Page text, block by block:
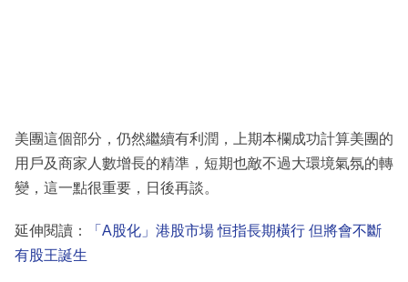
美團這個部分，仍然繼續有利潤，上期本欄成功計算美團的
用戶及商家人數增長的精準，短期也敵不過大環境氣氛的轉
變，這一點很重要，日後再談。
延伸閱讀：
「A股化」港股市場 恒指長期橫行 但將會不斷
有股王誕生